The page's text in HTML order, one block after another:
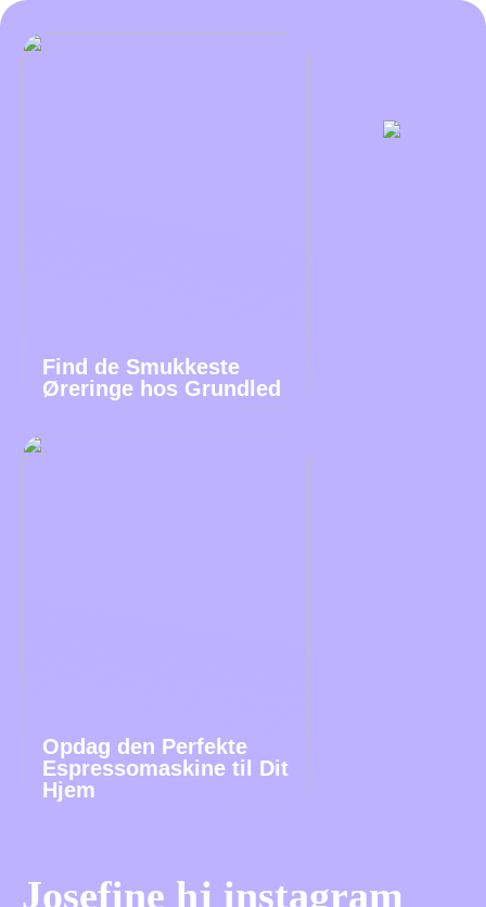
Find de Smukkeste
Øreringe hos Grundled
Opdag den Perfekte
Espressomaskine til Dit
Hjem
Josefine hj instagram